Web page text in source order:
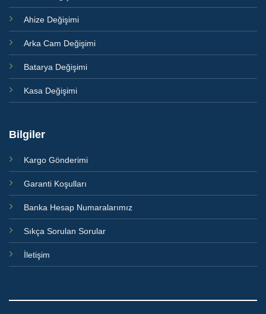
Ahize Değişimi
Arka Cam Değişimi
Batarya Değişimi
Kasa Değişimi
Bilgiler
Kargo Gönderimi
Garanti Koşulları
Banka Hesap Numaralarımız
Sıkça Sorulan Sorular
İletişim